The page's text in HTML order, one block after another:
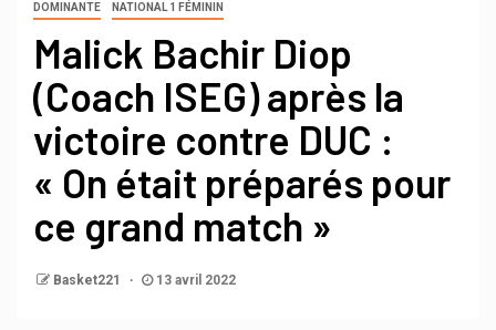
DOMINANTE NATIONAL 1 FÉMININ
Malick Bachir Diop
(Coach ISEG) après la
victoire contre DUC :
« On était préparés pour
ce grand match »
Basket221 13 avril 2022